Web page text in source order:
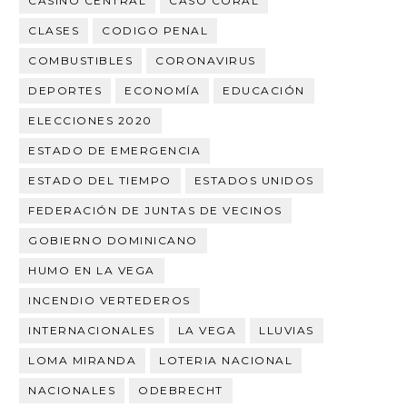
CLASES CODIGO PENAL
COMBUSTIBLES CORONAVIRUS
DEPORTES ECONOMÍA EDUCACIÓN
ELECCIONES 2020
ESTADO DE EMERGENCIA
ESTADO DEL TIEMPO ESTADOS UNIDOS
FEDERACIÓN DE JUNTAS DE VECINOS
GOBIERNO DOMINICANO
HUMO EN LA VEGA
INCENDIO VERTEDEROS
INTERNACIONALES LA VEGA LLUVIAS
LOMA MIRANDA LOTERIA NACIONAL
NACIONALES ODEBRECHT